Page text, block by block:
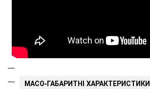
МАСО-ГАБАРИТНІ ХАРАКТЕРИСТИКИ